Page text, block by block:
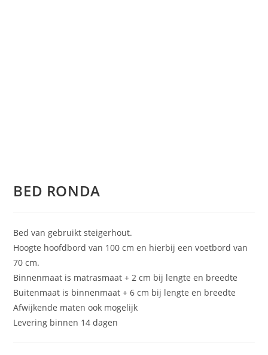
BED RONDA
Bed van gebruikt steigerhout.
Hoogte hoofdbord van 100 cm en hierbij een voetbord van
70 cm.
Binnenmaat is matrasmaat + 2 cm bij lengte en breedte
Buitenmaat is binnenmaat + 6 cm bij lengte en breedte
Afwijkende maten ook mogelijk
Levering binnen 14 dagen